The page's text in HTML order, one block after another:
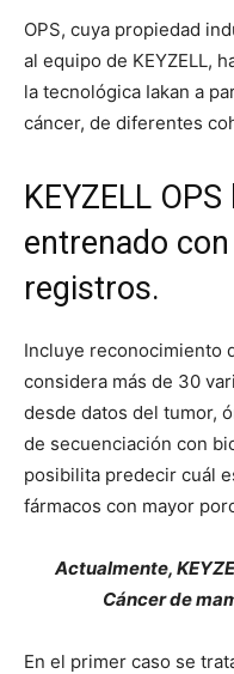
OPS, cuya propiedad
al equipo de KEYZELL,
la tecnológica Iakan a
cáncer, de diferentes
KEYZELL
entrenado
registros.
Incluye reconocimiento
considera más de 30
desde datos del tumor,
de secuenciación con
posibilita predecir cuál
fármacos con mayor
Actualmente,
Cáncer de
En el primer caso se